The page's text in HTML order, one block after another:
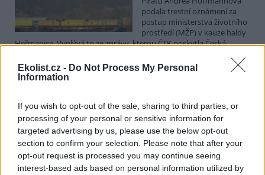
Ekolist.cz - Do Not Process My Personal
Information
If you wish to opt-out of the sale, sharing to third parties, or
processing of your personal or sensitive information for
targeted advertising by us, please use the below opt-out
section to confirm your selection. Please note that after your
opt-out request is processed you may continue seeing
interest-based ads based on personal information utilized by
podala trestní oznámení za
postup ministerstva životního
prostředí (MŽP) v kauze haldy
Heřmanice. Vyplývá to ze zprávy, kterou ČTK poskytla Česká
případu České inspekci životního prostředí (ČIŽP) a zastavení řízení.
Hoffmannová ČTK sdělila, že trestní oznámení podala proti dosud
zjištěna prověřováním. Stanovisko MŽP a ČIŽP ČTK shání.
Ředitelé odborů i mluvčí se z ČIŽP rozhodli odejít z
vlastní vůle, řekl Straka
6.8.2026 15:22 (ČTK)